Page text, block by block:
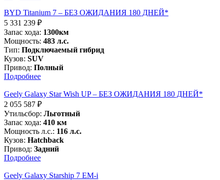
BYD Titanium 7 – БЕЗ ОЖИДАНИЯ 180 ДНЕЙ*
5 331 239 ₽
Запас хода: 1300км
Мощность: 483 л.с.
Тип: Подключаемый гибрид
Кузов: SUV
Привод: Полный
Подробнее
Geely Galaxy Star Wish UP – БЕЗ ОЖИДАНИЯ 180 ДНЕЙ*
2 055 587 ₽
Утильсбор: Льготный
Запас хода: 410 км
Мощность л.с.: 116 л.с.
Кузов: Hatchback
Привод: Задний
Подробнее
Geely Galaxy Starship 7 EM-i